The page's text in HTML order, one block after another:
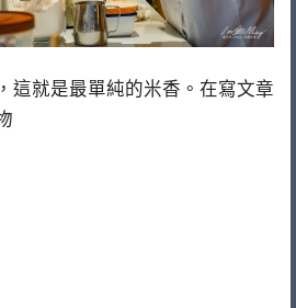
這就是最單純的米香。在寫文章